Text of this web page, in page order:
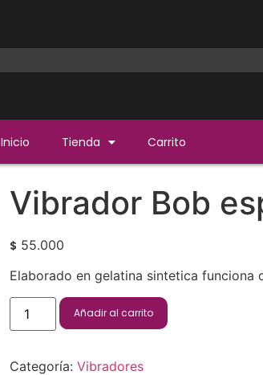
Inicio Tienda Carrito
Vibrador Bob
$ 55.000
Elaborado en gelatina sintetica funciona
Añadir al carrito
Categoría: Vibradores